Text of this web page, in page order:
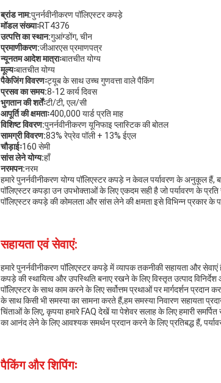
ब्रांड नाम:पुनर्नवीनीकरण पॉलिएस्टर कपड़े
मॉडल संख्याःRT4376
उत्पत्ति का स्थान:गुआंग्डोंग, चीन
प्रमाणीकरण:जीआरएस प्रमाणपत्र
न्यूनतम आदेश मात्राःबातचीत योग्य
मूल्यःबातचीत योग्य
पैकेजिंग विवरणःट्यूब के साथ उच्च गुणवत्ता वाले पैकिंग
प्रसव का समय:8-12 कार्य दिवस
भुगतान की शर्तेंःटी/टी, एल/सी
आपूर्ति की क्षमताः400,000 यार्ड प्रति माह
विशिष्ट विवरण:पुनर्नवीनीकरण यूनिफाइ प्लास्टिक की बोतल
सामग्री विवरण:83% रेप्रेव पॉली + 13% ईएल
चौड़ाईः160 सेमी
सांस लेने योग्य:हाँ
नरमपन:नरम
हमारे पुनर्नवीनीकरण योग्य पॉलिएस्टर कपड़े न केवल पर्यावरण के अनुकूल हैं,
पॉलिएस्टर कपड़ा उन उपभोक्ताओं के लिए एकदम सही है जो पर्यावरण के
पॉलिएस्टर कपड़े की कोमलता और सांस लेने की क्षमता इसे विभिन्न प्रकार के
सहायता एवं सेवाएं:
हमारे पुनर्नवीनीकरण पॉलिएस्टर कपड़े में व्यापक तकनीकी सहायता और
कपड़े की स्थायित्व और उपस्थिति बनाए रखने के लिए विस्तृत उत्पाद
पॉलिएस्टर के साथ काम करने के लिए सर्वोत्तम प्रथाओं पर मार्गदर्शन
के साथ किसी भी समस्या का सामना करते हैं,हम समस्या निवारण सहायता
चिंताओं के लिए, कृपया हमारे FAQ देखें या पेशेवर सलाह के लिए हमारी
का आनंद लेने के लिए आवश्यक समर्थन प्रदान करने के लिए प्रतिबद्ध हैं,
पैकिंग और शिपिंगः